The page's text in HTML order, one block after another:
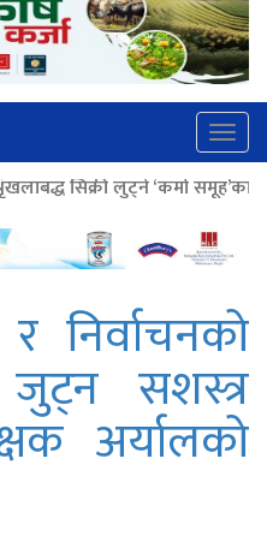
समूह’का नाइकेसहित पाँच पक्राउ
निर्वाचनको
जुट्न सशस्त्र
अर्यालको